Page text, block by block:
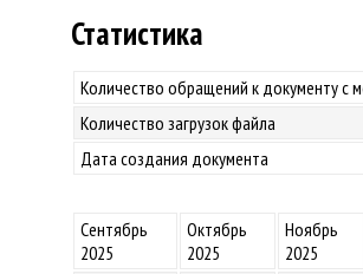
Статистика
Количество обращений к документу с
Количество загрузок файла
Дата создания документа
Сентябрь
2025
Октябрь
2025
Ноябрь
2025